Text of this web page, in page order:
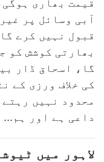
قیمت بھاری
آبی وسائل پر
قبول نہیں کرے
بھارتی کوشش کو
گا، اسحاق ڈار
محدود نہیں
داعی ہے اور ہم...
لاہور میں